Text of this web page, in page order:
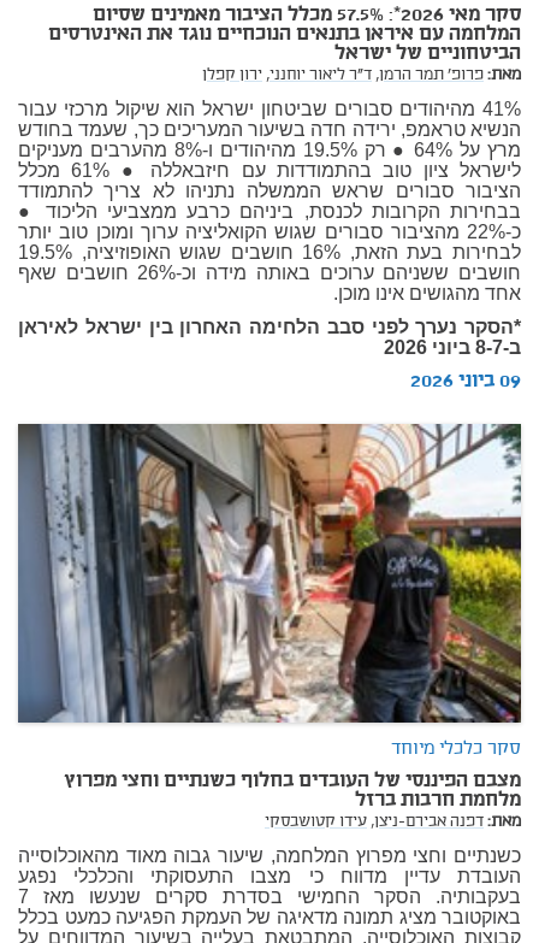
סקר מאי 2026*: 57.5% מכלל הציבור מאמינים שסיום
המלחמה עם איראן בתנאים הנוכחיים נוגד את האינטרסים
הביטחוניים של ישראל
מאת:פרופ' תמר הרמן, ד"ר ליאור יוחנני, ירון קפלן
41% מהיהודים סבורים שביטחון ישראל הוא שיקול מרכזי עבור
הנשיא טראמפ, ירידה חדה בשיעור המעריכים כך, שעמד בחודש
מרץ על 64% ● רק 19.5% מהיהודים ו-8% מהערבים מעניקים
לישראל ציון טוב בהתמודדות עם חיזבאללה ● 61% מכלל
הציבור סבורים שראש הממשלה נתניהו לא צריך להתמודד
בבחירות הקרובות לכנסת, ביניהם כרבע ממצביעי הליכוד ●
כ-22% מהציבור סבורים שגוש הקואליציה ערוך ומוכן טוב יותר
לבחירות בעת הזאת, 16% חושבים שגוש האופוזיציה, 19.5%
חושבים ששניהם ערוכים באותה מידה וכ-26% חושבים שאף
אחד מהגושים אינו מוכן.
*הסקר נערך לפני סבב הלחימה האחרון בין ישראל לאיראן
ב-8-7 ביוני 2026
09 ביוני 2026
סקר כלכלי מיוחד
מצבם הפיננסי של העובדים בחלוף כשנתיים וחצי מפרוץ
מלחמת חרבות ברזל
מאת:דפנה אבירם-ניצן, עידו קטושבסקי
כשנתיים וחצי מפרוץ המלחמה, שיעור גבוה מאוד מהאוכלוסייה
העובדת עדיין מדווח כי מצבו התעסוקתי והכלכלי נפגע
בעקבותיה. הסקר החמישי בסדרת סקרים שנעשו מאז 7
באוקטובר מציג תמונה מדאיגה של העמקת הפגיעה כמעט בכלל
קבוצות האוכלוסייה, המתבטאת בעלייה בשיעור המדווחים על